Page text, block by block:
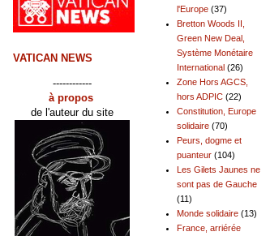
l'Europe (37)
Bretton Woods II,
Green New Deal,
Système Monétaire
International (26)
Zone Hors AGCS,
hors ADPIC (22)
Constitution, Europe
solidaire (70)
Peurs, dogme et
puanteur (104)
Les Gilets Jaunes ne
sont pas de Gauche
(11)
Monde solidaire (13)
France, arriérée
VATICAN NEWS
------------
à propos
de l'auteur du site